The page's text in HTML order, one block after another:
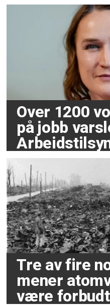
Over 1200
på jobb
Tre av fire
mener
være forbudt